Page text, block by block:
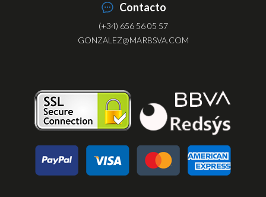
Contacto
(+34) 656 56 05 57
GONZALEZ@MARBSVA.COM